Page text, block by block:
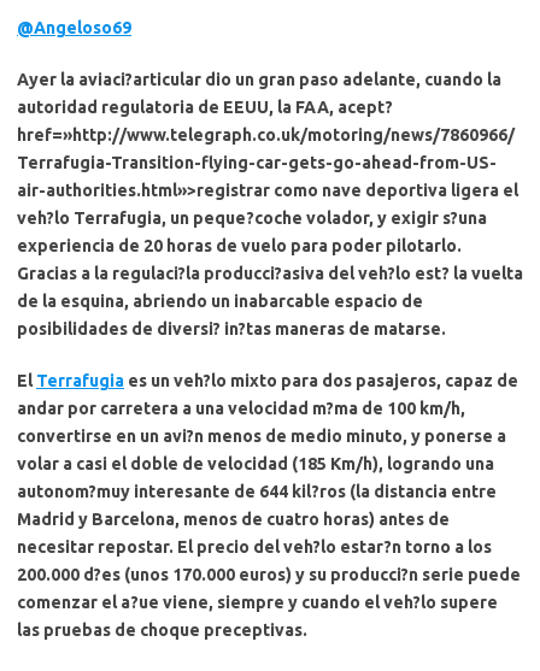
@Angeloso69
Ayer la aviaci?articular dio un gran paso adelante, cuando la
autoridad regulatoria de EEUU, la FAA, acept?
href=»http://www.telegraph.co.uk/motoring/news/7860966/
Terrafugia-Transition-flying-car-gets-go-ahead-from-US-
air-authorities.html»>registrar como nave deportiva ligera el
veh?lo Terrafugia, un peque?coche volador, y exigir s?una
experiencia de 20 horas de vuelo para poder pilotarlo.
Gracias a la regulaci?la producci?asiva del veh?lo est? la vuelta
de la esquina, abriendo un inabarcable espacio de
posibilidades de diversi? in?tas maneras de matarse.
ElTerrafugia es un veh?lo mixto para dos pasajeros, capaz de
andar por carretera a una velocidad m?ma de 100 km/h,
convertirse en un avi?n menos de medio minuto, y ponerse a
volar a casi el doble de velocidad (185 Km/h), logrando una
autonom?muy interesante de 644 kil?ros (la distancia entre
Madrid y Barcelona, menos de cuatro horas) antes de
necesitar repostar. El precio del veh?lo estar?n torno a los
200.000 d?es (unos 170.000 euros) y su producci?n serie puede
comenzar el a?ue viene, siempre y cuando el veh?lo supere
las pruebas de choque preceptivas.